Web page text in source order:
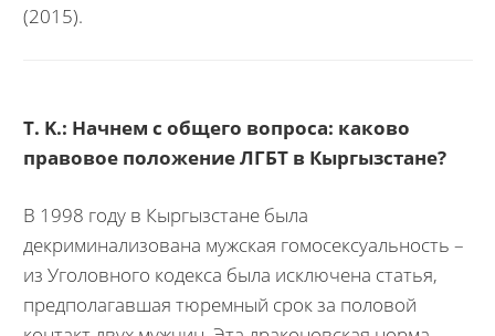
(2015).
T. K.: Начнем с общего вопроса: каково
правовое положение ЛГБТ в Кыргызстане?
В 1998 году в Кыргызстане была
декриминализована мужская гомосексуальность –
из Уголовного кодекса была исключена статья,
предполагавшая тюремный срок за половой